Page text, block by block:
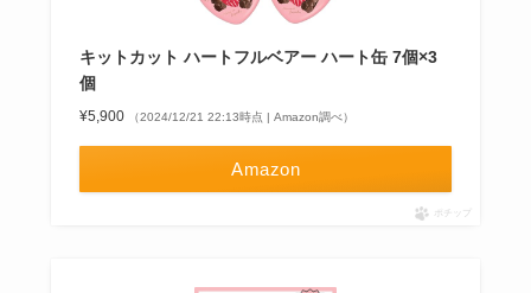
キットカット ハートフルベアー ハート缶 7個×3
個
¥5,900 （2024/12/21 22:13時点 | Amazon調べ）
Amazon
ポチップ